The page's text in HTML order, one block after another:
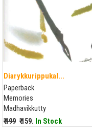
Diarykkurippukal...
Paperback
Memories
Madhavikkutty
₹ 199 ₹ 159. In Stock